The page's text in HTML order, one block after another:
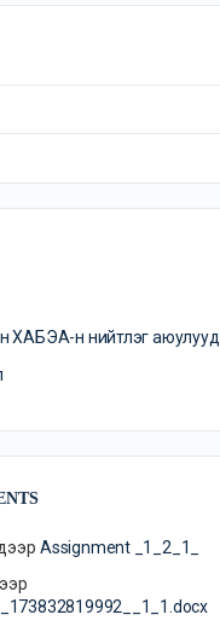
ХАБЭА-н нийтлэг аюулууд
Assignment _1_2_1_